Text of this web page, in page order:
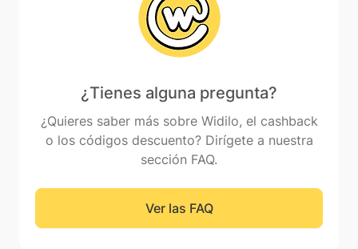
¿Tienes alguna pregunta?
¿Quieres saber más sobre Widilo, el cashback
o los códigos descuento? Dirígete a nuestra
sección FAQ.
Ver las FAQ